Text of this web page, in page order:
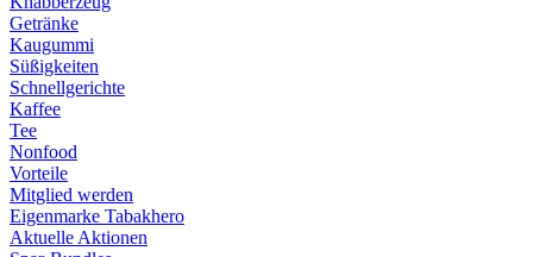
Getränke
Kaugummi
Süßigkeiten
Schnellgerichte
Kaffee
Tee
Nonfood
Vorteile
Mitglied werden
Eigenmarke Tabakhero
Aktuelle Aktionen